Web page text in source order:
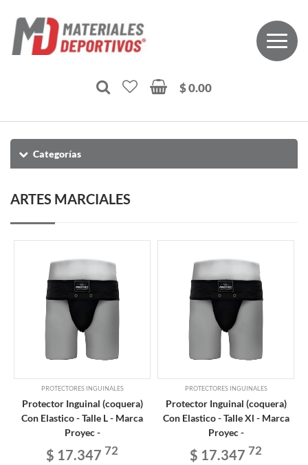
$ 0.00
Categorías
ARTES MARCIALES
PROTECTORES INGUINALES
Protector Inguinal (coquera)
Con Elastico - Talle L - Marca
Proyec -
$ 17.347 72
PROTECTORES INGUINALES
Protector Inguinal (coquera)
Con Elastico - Talle Xl - Marca
Proyec -
$ 17.347 72